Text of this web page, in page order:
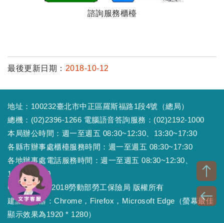
諮詢服務櫃檯
最後更新日期： 2018-10-12
地址：100232臺北市中正區羅斯福路1段4號（總局）
總機：(02)2396-1266 電腦語音答詢服務：(02)2192-1000
本局辦公時間：週一至週五 08:30~12:30、13:30~17:30
各縣市辦事處櫃檯服務時間：週一至週五 08:30~17:30
各地辦事處電話服務時間：週一至週五 08:30~12:30、
13:30~17:30
Copyright © 2018勞動部勞工保險局 版權所有
建議瀏覽器：Chrome，Firefox，Microsoft Edge（螢幕最佳
顯示效果為1920 * 1280）